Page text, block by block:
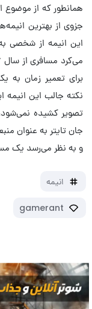
همانطور که از موضوع
جزوی از بهترین
این انیمه از شخصی
نکته جالب این انیمه
تصویر کشیده
جان تایتر به عنوان
و به نظر می‌رسد یک
انیمه
gamerant